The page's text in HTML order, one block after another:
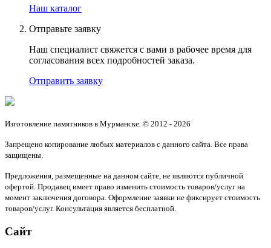
Наш каталог
Отправьте заявку
Наш специалист свяжется с вами в рабочее время для
согласования всех подробностей заказа.
Отправить заявку
Изготовление памятников в Мурманске. © 2012 - 2026
Запрещено копирование любых материалов с данного сайта. Все права
защищены.
Предложения, размещенные на данном сайте, не являются публичной
офертой. Продавец имеет право изменить стоимость товаров/услуг на
момент заключения договора. Оформление заявки не фиксирует стоимость
товаров/услуг. Консультация является бесплатной.
Сайт